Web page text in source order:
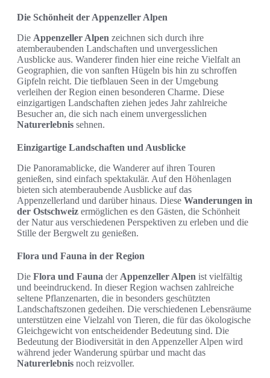
Die Schönheit der Appenzeller Alpen
Die Appenzeller Alpen zeichnen sich durch ihre
atemberaubenden Landschaften und unvergesslichen
Ausblicke aus. Wanderer finden hier eine reiche Vielfalt an
Geographien, die von sanften Hügeln bis hin zu schroffen
Gipfeln reicht. Die tiefblauen Seen in der Umgebung
verleihen der Region einen besonderen Charme. Diese
einzigartigen Landschaften ziehen jedes Jahr zahlreiche
Besucher an, die sich nach einem unvergesslichen
Naturerlebnis sehnen.
Einzigartige Landschaften und Ausblicke
Die Panoramablicke, die Wanderer auf ihren Touren
genießen, sind einfach spektakulär. Auf den Höhenlagen
bieten sich atemberaubende Ausblicke auf das
Appenzellerland und darüber hinaus. Diese Wanderungen in
der Ostschweiz ermöglichen es den Gästen, die Schönheit
der Natur aus verschiedenen Perspektiven zu erleben und die
Stille der Bergwelt zu genießen.
Flora und Fauna in der Region
Die Flora und Fauna der Appenzeller Alpen ist vielfältig
und beeindruckend. In dieser Region wachsen zahlreiche
seltene Pflanzenarten, die in besonders geschützten
Landschaftszonen gedeihen. Die verschiedenen Lebensräume
unterstützen eine Vielzahl von Tieren, die für das ökologische
Gleichgewicht von entscheidender Bedeutung sind. Die
Bedeutung der Biodiversität in den Appenzeller Alpen wird
während jeder Wanderung spürbar und macht das
Naturerlebnis noch reizvoller.